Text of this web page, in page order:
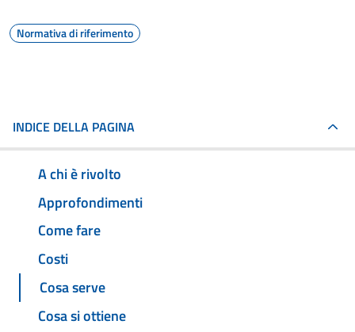
Normativa di riferimento
INDICE DELLA PAGINA
A chi è rivolto
Approfondimenti
Come fare
Costi
Cosa serve
Cosa si ottiene